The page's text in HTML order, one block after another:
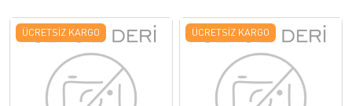
ÜCRETSIZ KARGO ÜCRETSIZ KARGO